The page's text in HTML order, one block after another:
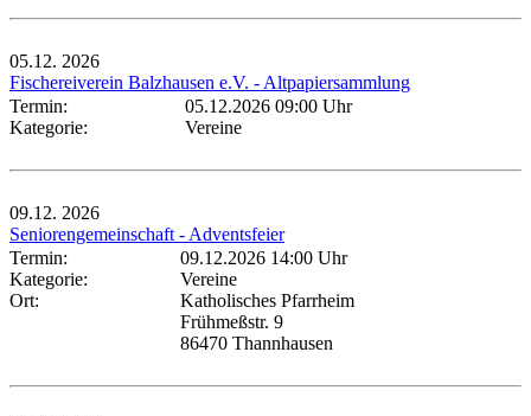
05.12. 2026
Fischereiverein Balzhausen e.V. - Altpapiersammlung
Termin:
05.12.2026 09:00 Uhr
Kategorie:
Vereine
09.12. 2026
Seniorengemeinschaft - Adventsfeier
Termin:
09.12.2026 14:00 Uhr
Kategorie:
Vereine
Ort:
Katholisches Pfarrheim
Frühmeßstr. 9
86470 Thannhausen